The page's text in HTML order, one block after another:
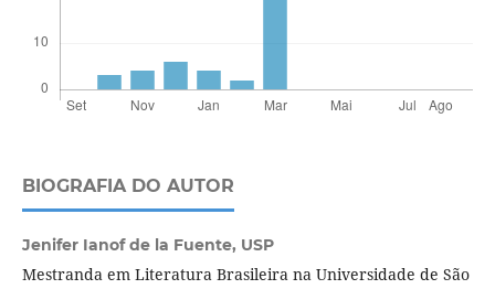
BIOGRAFIA DO AUTOR
Jenifer Ianof de la Fuente, USP
Mestranda em Literatura Brasileira na Universidade de São